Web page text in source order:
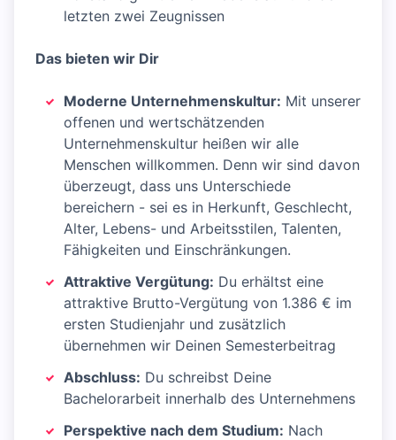
letzten zwei Zeugnissen
Das bieten wir Dir
Moderne Unternehmenskultur: Mit unserer
offenen und wertschätzenden
Unternehmenskultur heißen wir alle
Menschen willkommen. Denn wir sind davon
überzeugt, dass uns Unterschiede
bereichern - sei es in Herkunft, Geschlecht,
Alter, Lebens- und Arbeitsstilen, Talenten,
Fähigkeiten und Einschränkungen.
Attraktive Vergütung: Du erhältst eine
attraktive Brutto-Vergütung von 1.386 € im
ersten Studienjahr und zusätzlich
übernehmen wir Deinen Semesterbeitrag
Abschluss: Du schreibst Deine
Bachelorarbeit innerhalb des Unternehmens
Perspektive nach dem Studium: Nach